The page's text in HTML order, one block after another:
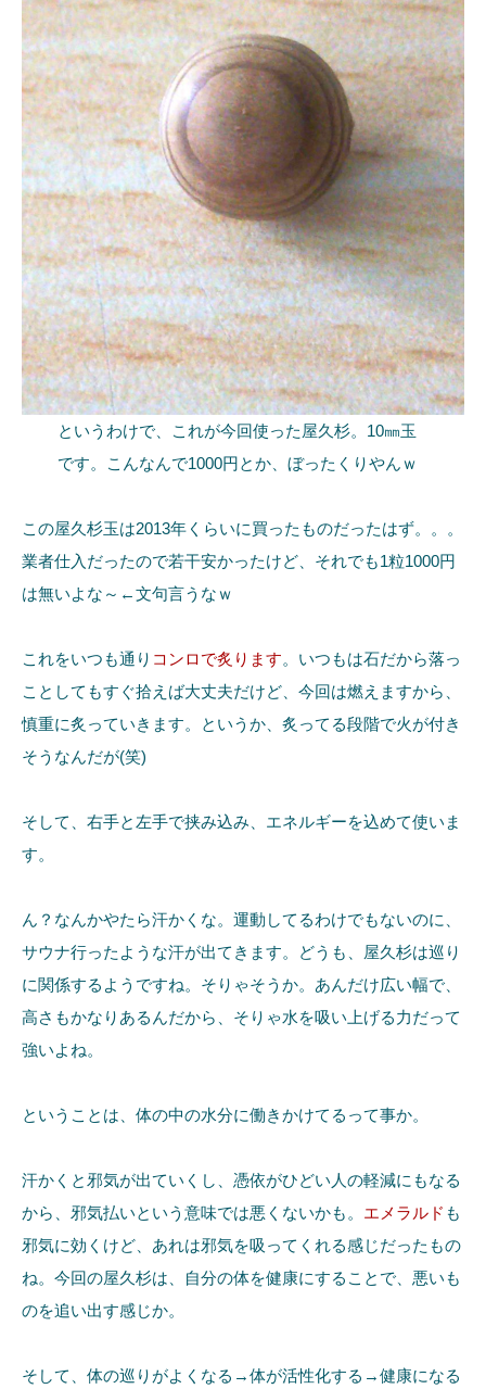
というわけで、これが今回使った屋久杉。10㎜玉
です。こんなんで1000円とか、ぼったくりやんｗ
この屋久杉玉は2013年くらいに買ったものだったはず。。。
業者仕入だったので若干安かったけど、それでも1粒1000円
は無いよな～←文句言うなｗ
これをいつも通り コンロで炙ります。いつもは石だから落っ
ことしてもすぐ拾えば大丈夫だけど、今回は燃えますから、
慎重に炙っていきます。というか、炙ってる段階で火が付き
そうなんだが(笑)
そして、右手と左手で挟み込み、エネルギーを込めて使いま
す。
ん？なんかやたら汗かくな。運動してるわけでもないのに、
サウナ行ったような汗が出てきます。どうも、屋久杉は巡り
に関係するようですね。そりゃそうか。あんだけ広い幅で、
高さもかなりあるんだから、そりゃ水を吸い上げる力だって
強いよね。
ということは、体の中の水分に働きかけてるって事か。
汗かくと邪気が出ていくし、憑依がひどい人の軽減にもなる
から、邪気払いという意味では悪くないかも。 エメラルド も
邪気に効くけど、あれは邪気を吸ってくれる感じだったもの
ね。今回の屋久杉は、自分の体を健康にすることで、悪いも
のを追い出す感じか。
そして、体の巡りがよくなる→体が活性化する→健康になる